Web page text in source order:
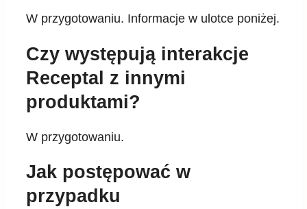
W przygotowaniu. Informacje w ulotce poniżej.
Czy występują interakcje
Receptal z innymi
produktami?
W przygotowaniu.
Jak postępować w
przypadku